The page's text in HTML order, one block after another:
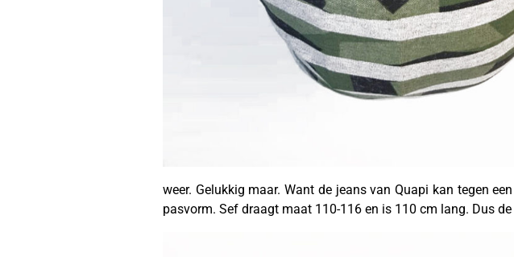
weer. Gelukkig maar. Want de jeans van Quapi kan tegen
pasvorm. Sef draagt maat 110-116 en is 110 cm lang. Dus